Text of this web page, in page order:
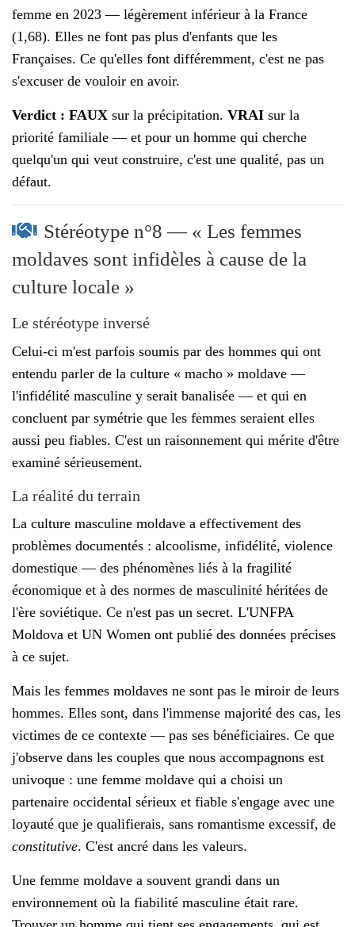
femme en 2023 — légèrement inférieur à la France
(1,68). Elles ne font pas plus d'enfants que les
Françaises. Ce qu'elles font différemment, c'est ne pas
s'excuser de vouloir en avoir.
Verdict : FAUX sur la précipitation. VRAI sur la
priorité familiale — et pour un homme qui cherche
quelqu'un qui veut construire, c'est une qualité, pas un
défaut.
Stéréotype n°8 — « Les femmes
moldaves sont infidèles à cause de la
culture locale »
Le stéréotype inversé
Celui-ci m'est parfois soumis par des hommes qui ont
entendu parler de la culture « macho » moldave —
l'infidélité masculine y serait banalisée — et qui en
concluent par symétrie que les femmes seraient elles
aussi peu fiables. C'est un raisonnement qui mérite d'être
examiné sérieusement.
La réalité du terrain
La culture masculine moldave a effectivement des
problèmes documentés : alcoolisme, infidélité, violence
domestique — des phénomènes liés à la fragilité
économique et à des normes de masculinité héritées de
l'ère soviétique. Ce n'est pas un secret. L'UNFPA
Moldova et UN Women ont publié des données précises
à ce sujet.
Mais les femmes moldaves ne sont pas le miroir de leurs
hommes. Elles sont, dans l'immense majorité des cas, les
victimes de ce contexte — pas ses bénéficiaires. Ce que
j'observe dans les couples que nous accompagnons est
univoque : une femme moldave qui a choisi un
partenaire occidental sérieux et fiable s'engage avec une
loyauté que je qualifierais, sans romantisme excessif, de
constitutive. C'est ancré dans les valeurs.
Une femme moldave a souvent grandi dans un
environnement où la fiabilité masculine était rare.